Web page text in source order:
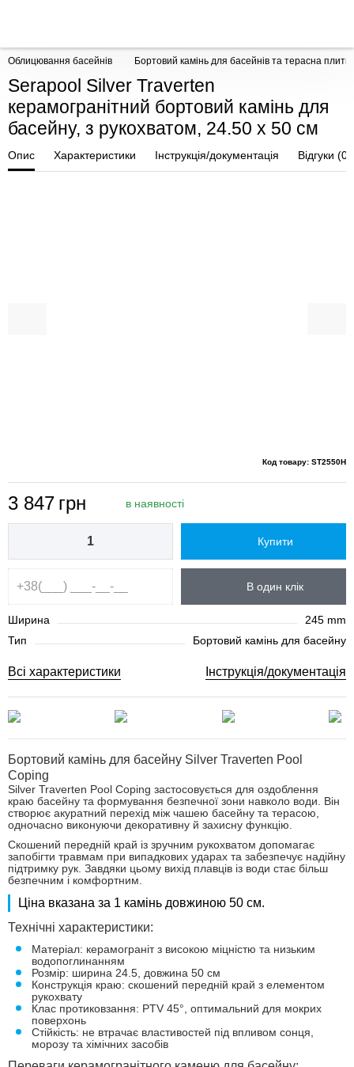
Облицювання басейнів Бортовий камінь для басейнів та терасна плитка
Serapool Silver Traverten
керамогранітний бортовий камінь для
басейну, з рукохватом, 24.50 x 50 см
Опис Характеристики Інструкція/документація Відгуки (0)
Код товару: ST2550H
3 847 грн в наявності
Купити
В один клік
Ширина
245 mm
Тип
Бортовий камінь для басейну
Всі характеристики Інструкція/документація
Бортовий камінь для басейну Silver Traverten Pool
Coping
Silver Traverten Pool Coping застосовується для оздоблення
краю басейну та формування безпечної зони навколо води. Він
створює акуратний перехід між чашею басейну та терасою,
одночасно виконуючи декоративну й захисну функцію.
Скошений передній край із зручним рукохватом допомагає
запобігти травмам при випадкових ударах та забезпечує надійну
підтримку рук. Завдяки цьому вихід плавців із води стає більш
безпечним і комфортним.
Ціна вказана за 1 камінь довжиною 50 см.
Технічні характеристики:
Матеріал: керамограніт з високою міцністю та низьким
водопоглинанням
Розмір: ширина 24.5, довжина 50 см
Конструкція краю: скошений передній край з елементом
рукохвату
Клас протиковзання: PTV 45°, оптимальний для мокрих
поверхонь
Стійкість: не втрачає властивостей під впливом сонця,
морозу та хімічних засобів